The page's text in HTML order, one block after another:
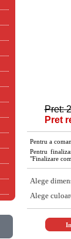
Pret:
Pret
Pentru a
Pentru
"Finalizare
Alege
Alege